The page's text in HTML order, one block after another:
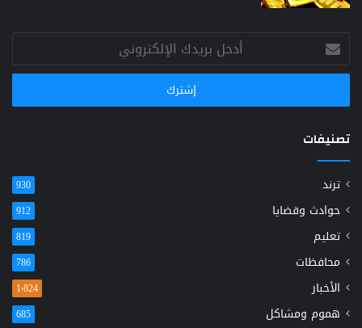
أدخل
بريدك
الإلكتروني
تصنيفات
ترند 930
حوادث وقضايا 912
تعليم 819
محافظات 786
الأخبار 1٬824
هموم ومشاكل 685